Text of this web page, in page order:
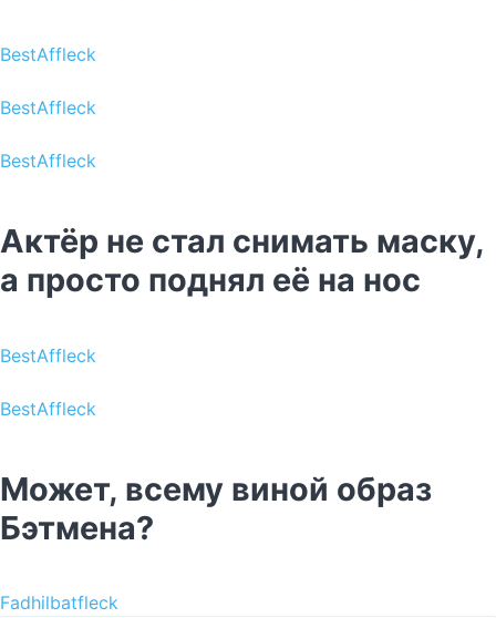
BestAffleck
BestAffleck
BestAffleck
Актёр не стал снимать маску,
а просто поднял её на нос
BestAffleck
BestAffleck
Может, всему виной образ
Бэтмена?
Fadhilbatfleck